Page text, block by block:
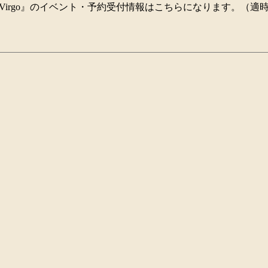
』のイベント・予約受付情報はこちらになります。（適時